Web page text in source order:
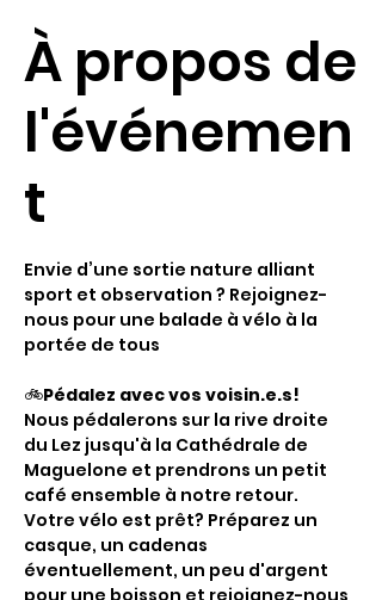
À propos de
l'événemen
t
Envie d’une sortie nature alliant
sport et observation ? Rejoignez-
nous pour une balade à vélo à la
portée de tous
🚲Pédalez avec vos voisin.e.s!
Nous pédalerons sur la rive droite
du Lez jusqu'à la Cathédrale de
Maguelone et prendrons un petit
café ensemble à notre retour.
Votre vélo est prêt? Préparez un
casque, un cadenas
éventuellement, un peu d'argent
pour une boisson et rejoignez-nous